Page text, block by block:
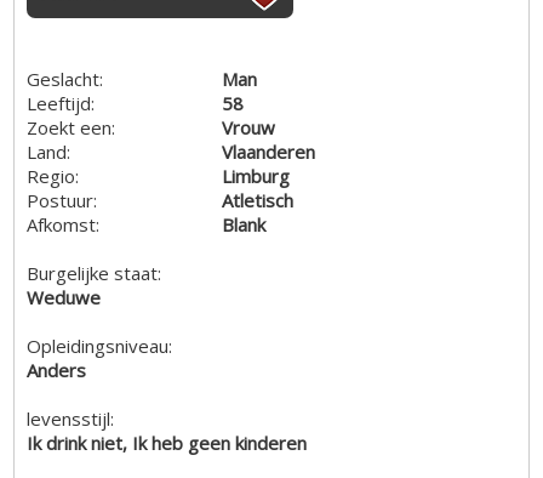
Geslacht:
Man
Leeftijd:
58
Zoekt een:
Vrouw
Land:
Vlaanderen
Regio:
Limburg
Postuur:
Atletisch
Afkomst:
Blank
Burgelijke staat:
Weduwe
Opleidingsniveau:
Anders
levensstijl:
Ik drink niet, Ik heb geen kinderen